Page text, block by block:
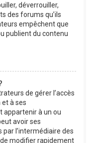
déverrouiller,
des forums qu’ils
empêchent que
publient du contenu
de gérer l’accès
à ses
appartenir à un ou
avoir ses
l’intermédiaire des
modifier rapidement